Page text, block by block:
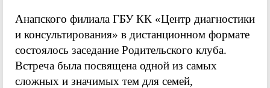
Анапского филиала ГБУ КК «Центр диагностики
и консультирования» в дистанционном формате
состоялось заседание Родительского клуба.
Встреча была посвящена одной из самых
сложных и значимых тем для семей,